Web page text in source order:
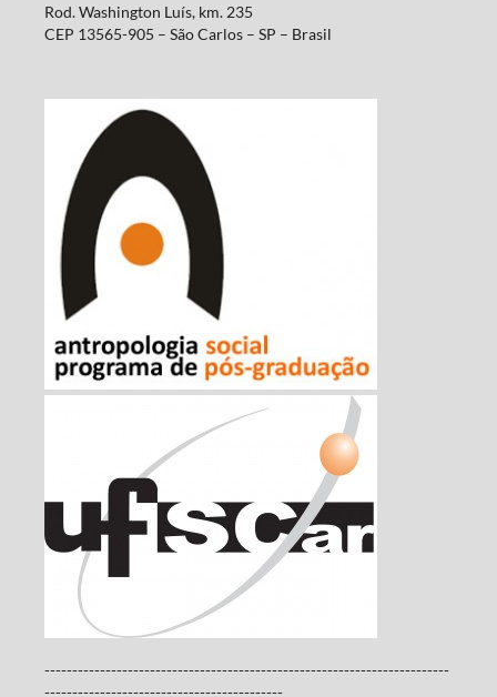
Rod. Washington Luís, km. 235
CEP 13565-905 – São Carlos – SP – Brasil
-------------------------------------------------------------------------
-------------------------------------------